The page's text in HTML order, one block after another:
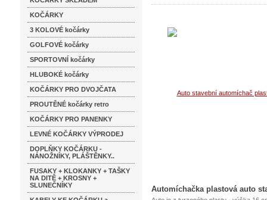
KOČÁRKY
3 KOLOVÉ kočárky
GOLFOVÉ kočárky
SPORTOVNÍ kočárky
HLUBOKÉ kočárky
KOČÁRKY PRO DVOJČATA
PROUTĚNÉ kočárky retro
KOČÁRKY PRO PANENKY
LEVNÉ KOČÁRKY VÝPRODEJ
DOPLŇKY KOČÁRKU -
NÁNOŽNÍKY, PLÁŠTĚNKY..
FUSAKY + KLOKANKY + TAŠKY
NA DITĚ + KROSNY +
SLUNEČNÍKY
Automíchačka plastová auto